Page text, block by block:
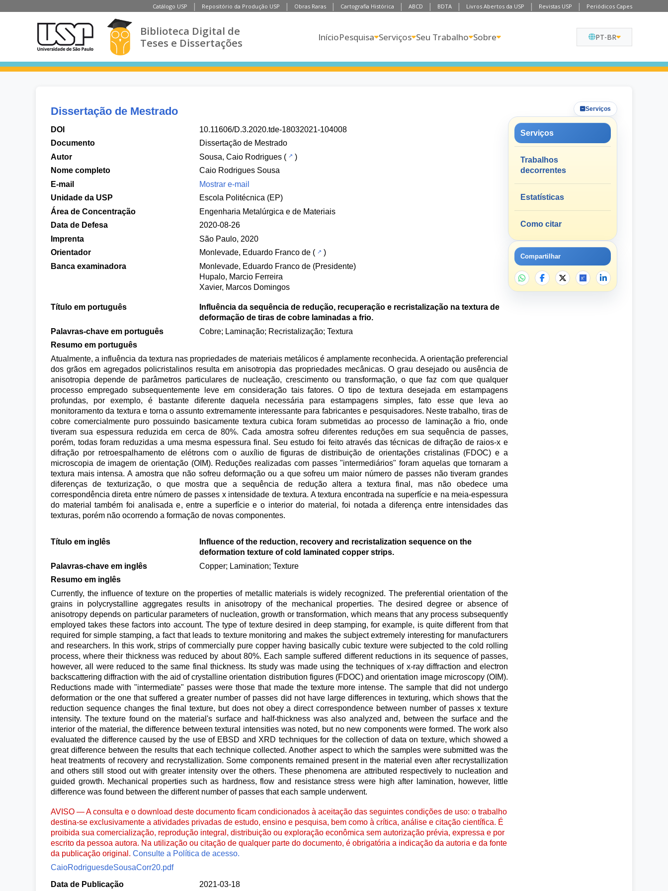
Catálogo USP Repositório da Produção USP Obras Raras Cartografia Histórica ABCD BDTA Livros Abertos da USP Revistas USP Periódicos Capes
Biblioteca Digital de
Teses e Dissertações
InícioPesquisa Serviços Seu Trabalho Sobre PT-BR
Dissertação de Mestrado
DOI
10.11606/D.3.2020.tde-18032021-104008
Documento
Dissertação de Mestrado
Autor
Sousa, Caio Rodrigues (
)
Nome completo
Caio Rodrigues Sousa
E-mail
Mostrar e-mail
Unidade da USP
Escola Politécnica (EP)
Área de Concentração
Engenharia Metalúrgica e de Materiais
Data de Defesa
2020-08-26
Imprenta
São Paulo, 2020
Orientador
Monlevade, Eduardo Franco de (
)
Banca examinadora
Monlevade, Eduardo Franco de (Presidente)
Hupalo, Marcio Ferreira
Xavier, Marcos Domingos
Título em português
Influência da sequência de redução, recuperação e recristalização na textura de
deformação de tiras de cobre laminadas a frio.
Palavras-chave em português
Cobre; Laminação; Recristalização; Textura
Resumo em português
Atualmente, a influência da textura nas propriedades de materiais metálicos é amplamente reconhecida. A orientação preferencial
dos grãos em agregados policristalinos resulta em anisotropia das propriedades mecânicas. O grau desejado ou ausência de
anisotropia depende de parâmetros particulares de nucleação, crescimento ou transformação, o que faz com que qualquer
processo empregado subsequentemente leve em consideração tais fatores. O tipo de textura desejada em estampagens
profundas, por exemplo, é bastante diferente daquela necessária para estampagens simples, fato esse que leva ao
monitoramento da textura e torna o assunto extremamente interessante para fabricantes e pesquisadores. Neste trabalho, tiras de
cobre comercialmente puro possuindo basicamente textura cubica foram submetidas ao processo de laminação a frio, onde
tiveram sua espessura reduzida em cerca de 80%. Cada amostra sofreu diferentes reduções em sua sequência de passes,
porém, todas foram reduzidas a uma mesma espessura final. Seu estudo foi feito através das técnicas de difração de raios-x e
difração por retroespalhamento de elétrons com o auxílio de figuras de distribuição de orientações cristalinas (FDOC) e a
microscopia de imagem de orientação (OIM). Reduções realizadas com passes "intermediários" foram aquelas que tornaram a
textura mais intensa. A amostra que não sofreu deformação ou a que sofreu um maior número de passes não tiveram grandes
diferenças de texturização, o que mostra que a sequência de redução altera a textura final, mas não obedece uma
correspondência direta entre número de passes x intensidade de textura. A textura encontrada na superfície e na meia-espessura
do material também foi analisada e, entre a superfície e o interior do material, foi notada a diferença entre intensidades das
texturas, porém não ocorrendo a formação de novas componentes.
Título em inglês
Influence of the reduction, recovery and recristalization sequence on the
deformation texture of cold laminated copper strips.
Palavras-chave em inglês
Copper; Lamination; Texture
Resumo em inglês
Currently, the influence of texture on the properties of metallic materials is widely recognized. The preferential orientation of the
grains in polycrystalline aggregates results in anisotropy of the mechanical properties. The desired degree or absence of
anisotropy depends on particular parameters of nucleation, growth or transformation, which means that any process subsequently
employed takes these factors into account. The type of texture desired in deep stamping, for example, is quite different from that
required for simple stamping, a fact that leads to texture monitoring and makes the subject extremely interesting for manufacturers
and researchers. In this work, strips of commercially pure copper having basically cubic texture were subjected to the cold rolling
process, where their thickness was reduced by about 80%. Each sample suffered different reductions in its sequence of passes,
however, all were reduced to the same final thickness. Its study was made using the techniques of x-ray diffraction and electron
backscattering diffraction with the aid of crystalline orientation distribution figures (FDOC) and orientation image microscopy (OIM).
Reductions made with "intermediate" passes were those that made the texture more intense. The sample that did not undergo
deformation or the one that suffered a greater number of passes did not have large differences in texturing, which shows that the
reduction sequence changes the final texture, but does not obey a direct correspondence between number of passes x texture
intensity. The texture found on the material's surface and half-thickness was also analyzed and, between the surface and the
interior of the material, the difference between textural intensities was noted, but no new components were formed. The work also
evaluated the difference caused by the use of EBSD and XRD techniques for the collection of data on texture, which showed a
great difference between the results that each technique collected. Another aspect to which the samples were submitted was the
heat treatments of recovery and recrystallization. Some components remained present in the material even after recrystallization
and others still stood out with greater intensity over the others. These phenomena are attributed respectively to nucleation and
guided growth. Mechanical properties such as hardness, flow and resistance stress were high after lamination, however, little
difference was found between the different number of passes that each sample underwent.
AVISO — A consulta e o download deste documento ficam condicionados à aceitação das seguintes condições de uso: o trabalho
destina-se exclusivamente a atividades privadas de estudo, ensino e pesquisa, bem como à crítica, análise e citação científica. É
proibida sua comercialização, reprodução integral, distribuição ou exploração econômica sem autorização prévia, expressa e por
escrito da pessoa autora. Na utilização ou citação de qualquer parte do documento, é obrigatória a indicação da autoria e da fonte
da publicação original. Consulte a Política de acesso.
CaioRodriguesdeSousaCorr20.pdf
Data de Publicação
2021-03-18
Serviços
Serviços
Trabalhos
decorrentes
Estatísticas
Como citar
Compartilhar